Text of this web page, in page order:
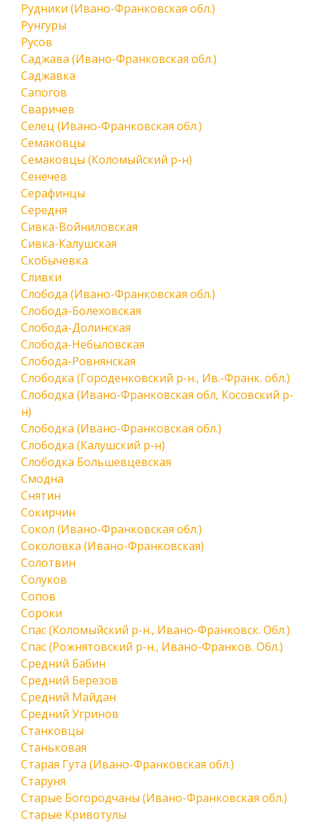
Рудники (Ивано-Франковская обл.)
Рунгуры
Русов
Саджава (Ивано-Франковская обл.)
Саджавка
Сапогов
Сваричев
Селец (Ивано-Франковская обл.)
Семаковцы
Семаковцы (Коломыйский р-н)
Сенечев
Серафинцы
Середня
Сивка-Войниловская
Сивка-Калушская
Скобычевка
Сливки
Слобода (Ивано-Франковская обл.)
Слобода-Болеховская
Слобода-Долинская
Слобода-Небыловская
Слобода-Ровнянская
Слободка (Городенковский р-н., Ив.-Франк. обл.)
Слободка (Ивано-Франковская обл, Косовский р-
н)
Слободка (Ивано-Франковская обл.)
Слободка (Калушский р-н)
Слободка Большевцевская
Смодна
Снятин
Сокирчин
Сокол (Ивано-Франковская обл.)
Соколовка (Ивано-Франковская)
Солотвин
Солуков
Сопов
Сороки
Спас (Коломыйский р-н., Ивано-Франковск. Обл.)
Спас (Рожнятовский р-н., Ивано-Франков. Обл.)
Средний Бабин
Средний Березов
Средний Майдан
Средний Угринов
Станковцы
Станьковая
Старая Гута (Ивано-Франковская обл.)
Старуня
Старые Богородчаны (Ивано-Франковская обл.)
Старые Кривотулы